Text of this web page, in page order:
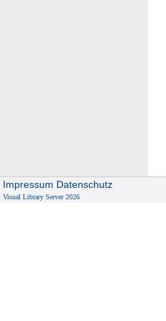
Impressum Datenschutz
Visual Library Server 2026